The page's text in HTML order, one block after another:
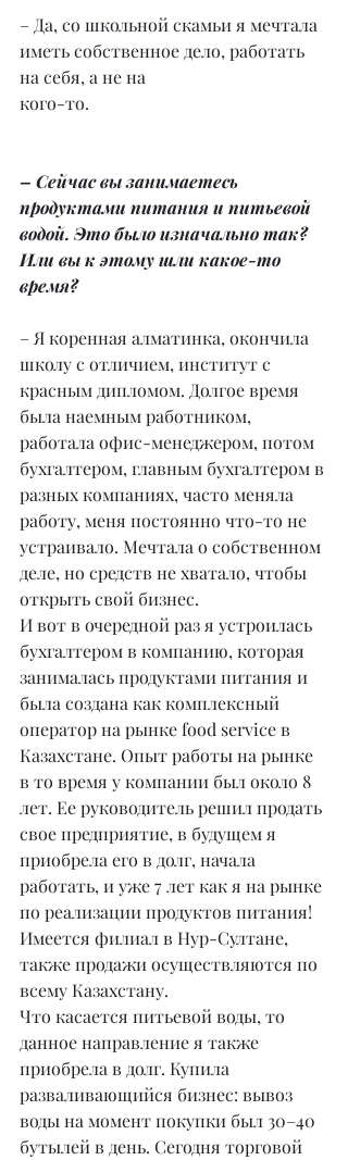
– Да, со школьной скамьи я мечтала
иметь собственное дело, работать
на себя, а не на
кого-то.
– Сейчас вы занимаетесь
продуктами питания и питьевой
водой. Это было изначально так?
Или вы к этому шли какое-то
время?
– Я коренная алматинка, окончила
школу с отличием, институт с
красным дипломом. Долгое время
была наемным работником,
работала офис-менеджером, потом
бухгалтером, главным бухгалтером в
разных компаниях, часто меняла
работу, меня постоянно что-то не
устраивало. Мечтала о собственном
деле, но средств не хватало, чтобы
открыть свой бизнес.
И вот в очередной раз я устроилась
бухгалтером в компанию, которая
занималась продуктами питания и
была создана как комплексный
оператор на рынке food service в
Казахстане. Опыт работы на рынке
в то время у компании был около 8
лет. Ее руководитель решил продать
свое предприятие, в будущем я
приобрела его в долг, начала
работать, и уже 7 лет как я на рынке
по реализации продуктов питания!
Имеется филиал в Нур-Султане,
также продажи осуществляются по
всему Казахстану.
Что касается питьевой воды, то
данное направление я также
приобрела в долг. Купила
разваливающийся бизнес: вывоз
воды на момент покупки был 30–40
бутылей в день. Сегодня торговой